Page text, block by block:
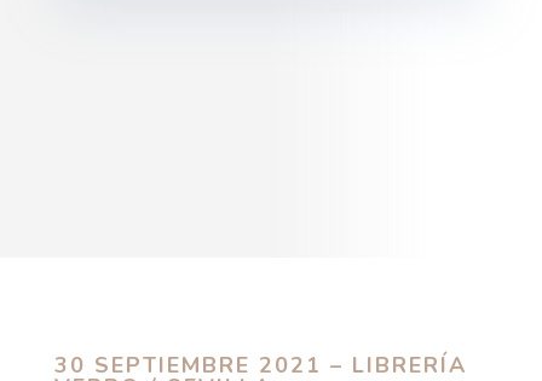
30 SEPTIEMBRE 2021 – LIBRERÍA